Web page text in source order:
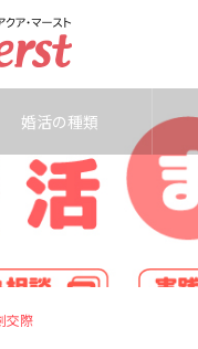
婚活の種類
交際